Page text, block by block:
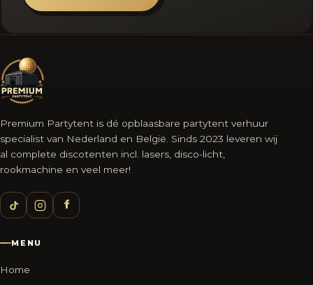
Premium Partytent is dé opblaasbare partytent verhuur
specialist van Nederland en België. Sinds 2023 leveren wij
al complete discotenten incl. lasers, disco-licht,
rookmachine en veel meer!
MENU
Home